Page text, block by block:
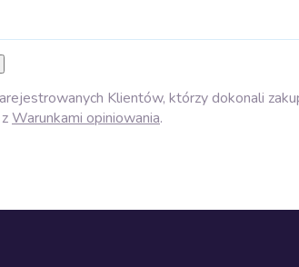
Klientów, którzy dokonali
Warunkami opiniowania.